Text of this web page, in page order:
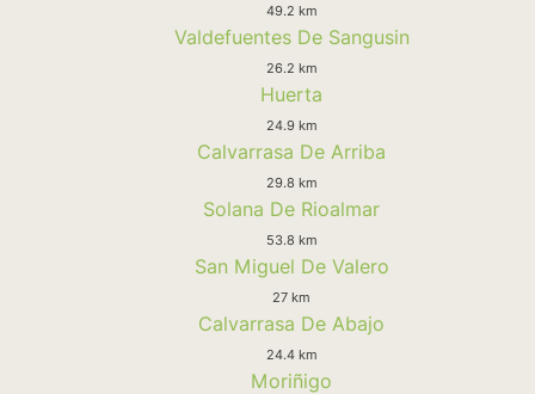
49.2 km
Valdefuentes De Sangusin
26.2 km
Huerta
24.9 km
Calvarrasa De Arriba
29.8 km
Solana De Rioalmar
53.8 km
San Miguel De Valero
27 km
Calvarrasa De Abajo
24.4 km
Moriñigo